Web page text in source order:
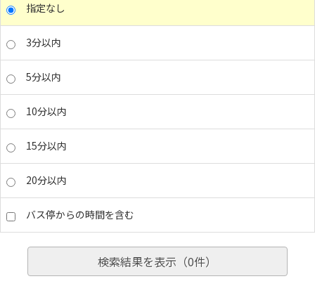
指定なし
3分以内
5分以内
10分以内
15分以内
20分以内
バス停からの時間を含む
検索結果を表示（0件）